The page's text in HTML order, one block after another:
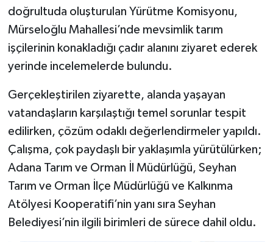
doğrultuda oluşturulan Yürütme Komisyonu,
Mürseloğlu Mahallesi’nde mevsimlik tarım
işçilerinin konakladığı çadır alanını ziyaret ederek
yerinde incelemelerde bulundu.
Gerçekleştirilen ziyarette, alanda yaşayan
vatandaşların karşılaştığı temel sorunlar tespit
edilirken, çözüm odaklı değerlendirmeler yapıldı.
Çalışma, çok paydaşlı bir yaklaşımla yürütülürken;
Adana Tarım ve Orman İl Müdürlüğü, Seyhan
Tarım ve Orman İlçe Müdürlüğü ve Kalkınma
Atölyesi Kooperatifi’nin yanı sıra Seyhan
Belediyesi’nin ilgili birimleri de sürece dahil oldu.